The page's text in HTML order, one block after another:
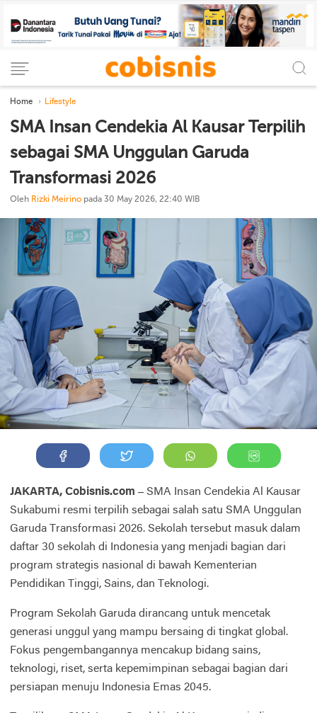
Home Lifestyle
SMA Insan Cendekia Al Kausar Terpilih
sebagai SMA Unggulan Garuda
Transformasi 2026
Oleh Rizki Meirino pada 30 May 2026, 22:40 WIB
JAKARTA, Cobisnis.com – SMA Insan Cendekia Al Kausar
Sukabumi resmi terpilih sebagai salah satu SMA Unggulan
Garuda Transformasi 2026. Sekolah tersebut masuk dalam
daftar 30 sekolah di Indonesia yang menjadi bagian dari
program strategis nasional di bawah Kementerian
Pendidikan Tinggi, Sains, dan Teknologi.
Program Sekolah Garuda dirancang untuk mencetak
generasi unggul yang mampu bersaing di tingkat global.
Fokus pengembangannya mencakup bidang sains,
teknologi, riset, serta kepemimpinan sebagai bagian dari
persiapan menuju Indonesia Emas 2045.